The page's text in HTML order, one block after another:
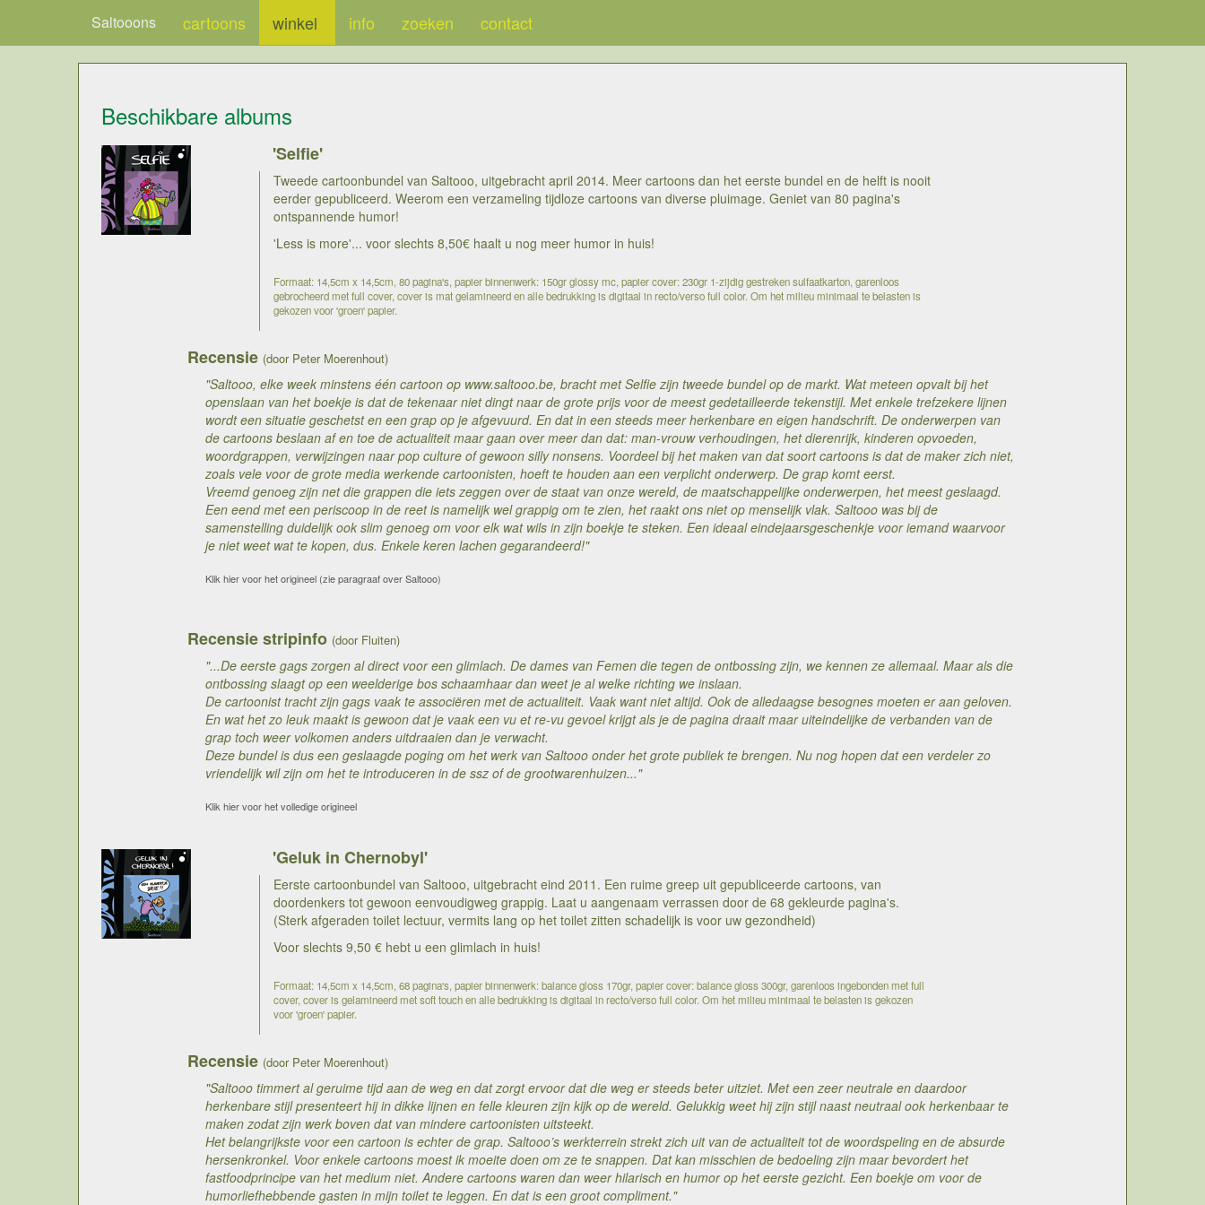
Saltooons cartoons winkel info zoeken contact
Beschikbare albums
'Selfie'
Tweede cartoonbundel van Saltooo, uitgebracht april 2014. Meer cartoons dan het eerste bundel en de helft is nooit
eerder gepubliceerd. Weerom een verzameling tijdloze cartoons van diverse pluimage. Geniet van 80 pagina's
ontspannende humor!
'Less is more'... voor slechts 8,50€ haalt u nog meer humor in huis!
Formaat: 14,5cm x 14,5cm, 80 pagina's, papier binnenwerk: 150gr glossy mc, papier cover: 230gr 1-zijdig gestreken sulfaatkarton, garenloos
gebrocheerd met full cover, cover is mat gelamineerd en alle bedrukking is digitaal in recto/verso full color. Om het milieu minimaal te belasten is
gekozen voor 'groen' papier.
Recensie (door Peter Moerenhout)
"Saltooo, elke week minstens één cartoon op www.saltooo.be, bracht met Selfie zijn tweede bundel op de markt. Wat meteen opvalt bij het
openslaan van het boekje is dat de tekenaar niet dingt naar de grote prijs voor de meest gedetailleerde tekenstijl. Met enkele trefzekere lijnen
wordt een situatie geschetst en een grap op je afgevuurd. En dat in een steeds meer herkenbare en eigen handschrift. De onderwerpen van
de cartoons beslaan af en toe de actualiteit maar gaan over meer dan dat: man-vrouw verhoudingen, het dierenrijk, kinderen opvoeden,
woordgrappen, verwijzingen naar pop culture of gewoon silly nonsens. Voordeel bij het maken van dat soort cartoons is dat de maker zich niet,
zoals vele voor de grote media werkende cartoonisten, hoeft te houden aan een verplicht onderwerp. De grap komt eerst.
Vreemd genoeg zijn net die grappen die iets zeggen over de staat van onze wereld, de maatschappelijke onderwerpen, het meest geslaagd.
Een eend met een periscoop in de reet is namelijk wel grappig om te zien, het raakt ons niet op menselijk vlak. Saltooo was bij de
samenstelling duidelijk ook slim genoeg om voor elk wat wils in zijn boekje te steken. Een ideaal eindejaarsgeschenkje voor iemand waarvoor
je niet weet wat te kopen, dus. Enkele keren lachen gegarandeerd!"
Klik hier voor het origineel (zie paragraaf over Saltooo)
Recensie stripinfo (door Fluiten)
"...De eerste gags zorgen al direct voor een glimlach. De dames van Femen die tegen de ontbossing zijn, we kennen ze allemaal. Maar als die
ontbossing slaagt op een weelderige bos schaamhaar dan weet je al welke richting we inslaan.
De cartoonist tracht zijn gags vaak te associëren met de actualiteit. Vaak want niet altijd. Ook de alledaagse besognes moeten er aan geloven.
En wat het zo leuk maakt is gewoon dat je vaak een vu et re-vu gevoel krijgt als je de pagina draait maar uiteindelijke de verbanden van de
grap toch weer volkomen anders uitdraaien dan je verwacht.
Deze bundel is dus een geslaagde poging om het werk van Saltooo onder het grote publiek te brengen. Nu nog hopen dat een verdeler zo
vriendelijk wil zijn om het te introduceren in de ssz of de grootwarenhuizen..."
Klik hier voor het volledige origineel
'Geluk in Chernobyl'
Eerste cartoonbundel van Saltooo, uitgebracht eind 2011. Een ruime greep uit gepubliceerde cartoons, van
doordenkers tot gewoon eenvoudigweg grappig. Laat u aangenaam verrassen door de 68 gekleurde pagina's.
(Sterk afgeraden toilet lectuur, vermits lang op het toilet zitten schadelijk is voor uw gezondheid)
Voor slechts 9,50 € hebt u een glimlach in huis!
Formaat: 14,5cm x 14,5cm, 68 pagina's, papier binnenwerk: balance gloss 170gr, papier cover: balance gloss 300gr, garenloos ingebonden met full
cover, cover is gelamineerd met soft touch en alle bedrukking is digitaal in recto/verso full color. Om het milieu minimaal te belasten is gekozen
voor 'groen' papier.
Recensie (door Peter Moerenhout)
"Saltooo timmert al geruime tijd aan de weg en dat zorgt ervoor dat die weg er steeds beter uitziet. Met een zeer neutrale en daardoor
herkenbare stijl presenteert hij in dikke lijnen en felle kleuren zijn kijk op de wereld. Gelukkig weet hij zijn stijl naast neutraal ook herkenbaar te
maken zodat zijn werk boven dat van mindere cartoonisten uitsteekt.
Het belangrijkste voor een cartoon is echter de grap. Saltooo’s werkterrein strekt zich uit van de actualiteit tot de woordspeling en de absurde
hersenkronkel. Voor enkele cartoons moest ik moeite doen om ze te snappen. Dat kan misschien de bedoeling zijn maar bevordert het
fastfoodprincipe van het medium niet. Andere cartoons waren dan weer hilarisch en humor op het eerste gezicht. Een boekje om voor de
humorliefhebbende gasten in mijn toilet te leggen. En dat is een groot compliment."